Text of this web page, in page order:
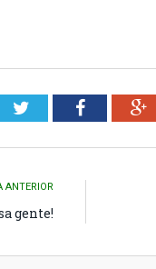
TwitterFacebook
ANTERIOR
gente!